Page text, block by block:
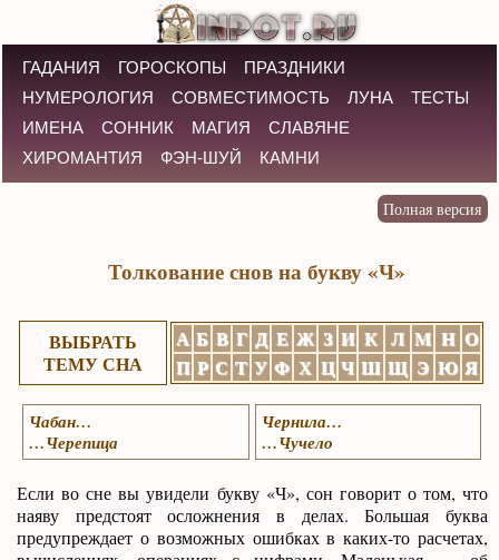
ГАДАНИЯ ГОРОСКОПЫ
ПРАЗДНИКИ
НУМЕРОЛОГИЯ
СОВМЕСТИМОСТЬ ЛУНА
ТЕСТЫ
ИМЕНА
СОННИК МАГИЯ
СЛАВЯНЕ
ХИРОМАНТИЯ
ФЭН-ШУЙ КАМНИ
Толкование снов на букву «Ч»
ВЫБРАТЬ
ТЕМУ СНА
А Б В Г Д Е Ж З И К Л М Н О
П Р С Т У Ф Х Ц Ч Ш Щ Э Ю Я
Чабан…
…Черепица
Чернила…
…Чучело
Если во сне вы увидели букву «Ч», сон говорит о том, что
наяву предстоят осложнения в делах. Большая буква
предупреждает о возможных ошибках в каких-то расчетах,